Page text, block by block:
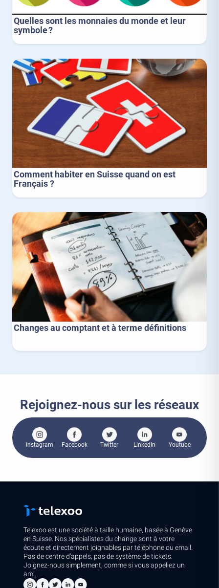
Quelles sont les monnaies du monde et leur
symbole ?
Comment habiter en Suisse quand on est
Français ?
Changes au comptant et à terme définitions
Rejoignez-nous sur les réseaux
Instagram Facebook Twitter LinkedIn Youtube
Telexoo est une société à taille humaine, basée à Genève
en Suisse. Nos spécialistes du change sont à votre
écoute et directement joignables par téléphone ou email.
Pas de centre d’appels, pas de système de tickets.
Joignez-nous simplement, comme si vous appeliez un
ami.